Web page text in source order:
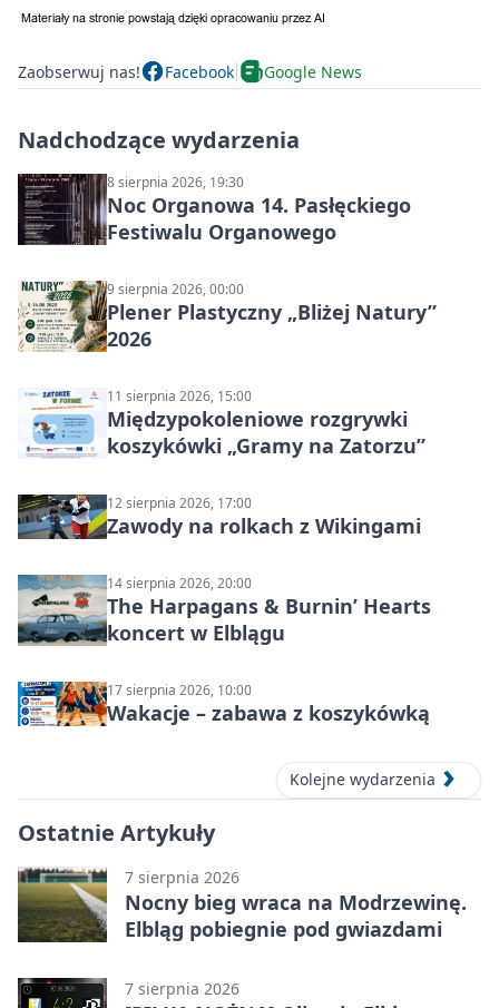
Zaobserwuj nas! Facebook Google News
Nadchodzące wydarzenia
8 sierpnia 2026, 19:30
Noc Organowa 14. Pasłęckiego
Festiwalu Organowego
9 sierpnia 2026, 00:00
Plener Plastyczny „Bliżej Natury”
2026
11 sierpnia 2026, 15:00
Międzypokoleniowe rozgrywki
koszykówki „Gramy na Zatorzu”
12 sierpnia 2026, 17:00
Zawody na rolkach z Wikingami
14 sierpnia 2026, 20:00
The Harpagans & Burnin’ Hearts
koncert w Elblągu
17 sierpnia 2026, 10:00
Wakacje – zabawa z koszykówką
Kolejne wydarzenia
Ostatnie Artykuły
7 sierpnia 2026
Nocny bieg wraca na Modrzewinę.
Elbląg pobiegnie pod gwiazdami
7 sierpnia 2026